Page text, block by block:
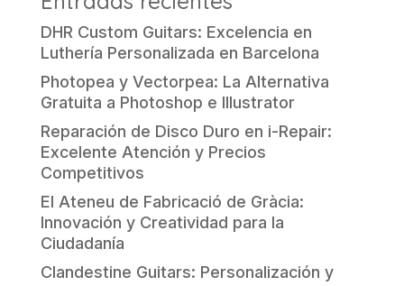
DHR Custom Guitars: Excelencia en
Luthería Personalizada en Barcelona
Photopea y Vectorpea: La Alternativa
Gratuita a Photoshop e Illustrator
Reparación de Disco Duro en i-Repair:
Excelente Atención y Precios
Competitivos
El Ateneu de Fabricació de Gràcia:
Innovación y Creatividad para la
Ciudadanía
Clandestine Guitars: Personalización y